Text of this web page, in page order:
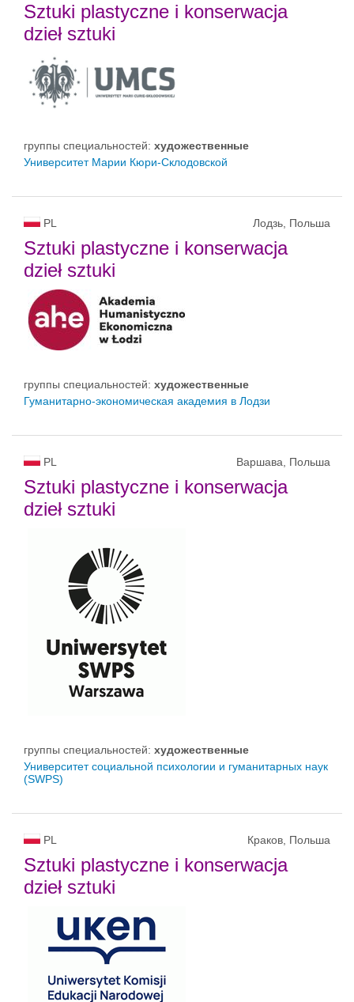
Sztuki plastyczne i konserwacja
dzieł sztuki
группы специальностей: художественные
Университет Марии Кюри-Склодовской
PL Лодзь, Польша
Sztuki plastyczne i konserwacja
dzieł sztuki
группы специальностей: художественные
Гуманитарно-экономическая академия в Лодзи
PL Варшава, Польша
Sztuki plastyczne i konserwacja
dzieł sztuki
группы специальностей: художественные
Университет социальной психологии и гуманитарных наук
(SWPS)
PL Краков, Польша
Sztuki plastyczne i konserwacja
dzieł sztuki